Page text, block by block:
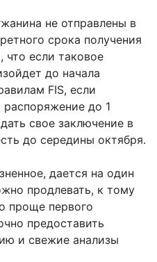
не отправлены в
срока получения
что если таковое
до начала
FIS, если
до 1
свое заключение в
до середины октября.
дается на один
продлевать, к тому
проще первого
предоставить
и свежие анализы